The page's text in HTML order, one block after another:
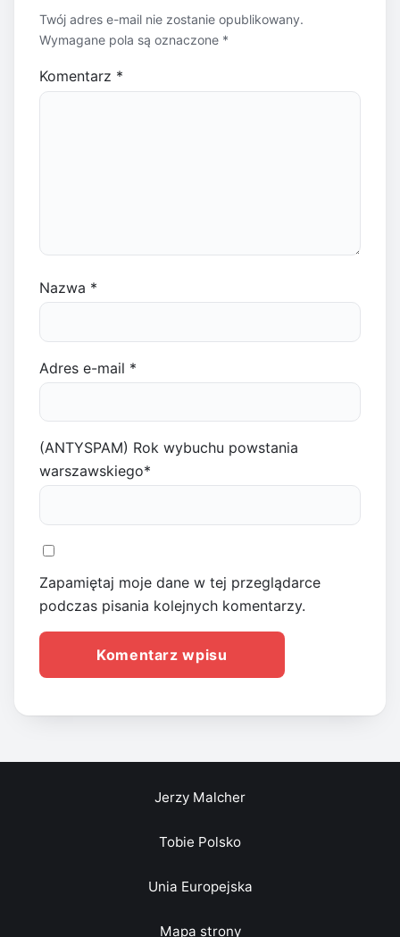
Twój adres e-mail nie zostanie opublikowany.
Wymagane pola są oznaczone *
Komentarz *
Nazwa *
Adres e-mail *
(ANTYSPAM) Rok wybuchu powstania
warszawskiego*
Zapamiętaj moje dane w tej przeglądarce
podczas pisania kolejnych komentarzy.
Jerzy Malcher
Tobie Polsko
Unia Europejska
Mapa strony